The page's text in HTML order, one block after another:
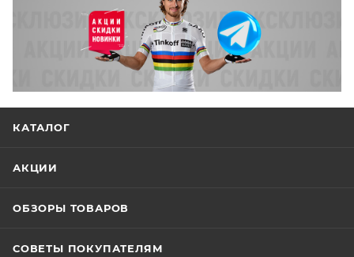
КАТАЛОГ
АКЦИИ
ОБЗОРЫ ТОВАРОВ
СОВЕТЫ ПОКУПАТЕЛЯМ